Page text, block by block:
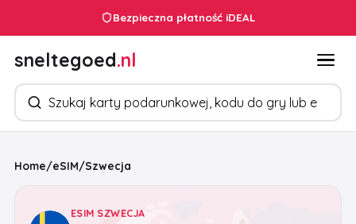
Bezpieczna płatność iDEAL
sneltegoed.nl
Szukaj produktów
Home/eSIM/Szwecja
ESIM SZWECJA